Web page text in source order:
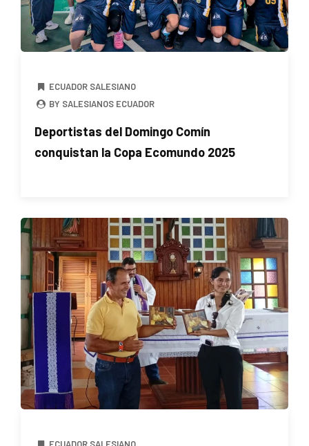
ECUADOR SALESIANO
BY SALESIANOS ECUADOR
Deportistas del Domingo Comín
conquistan la Copa Ecomundo 2025
ECUADOR SALESIANO